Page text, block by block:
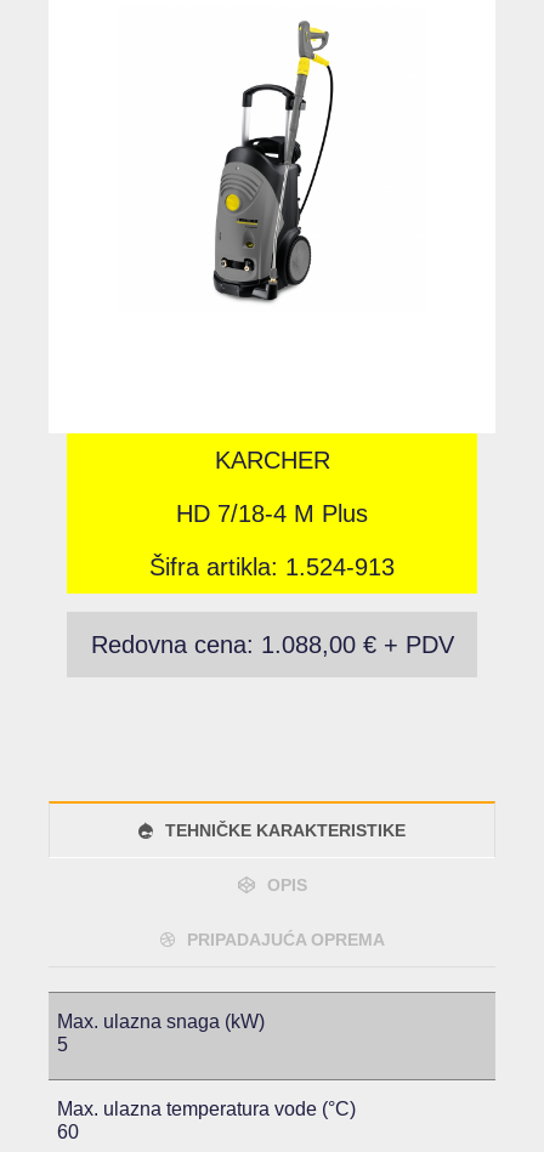
KARCHER
HD 7/18-4 M Plus
Šifra artikla: 1.524-913
Redovna cena: 1.088,00 € + PDV
TEHNIČKE KARAKTERISTIKE
OPIS
PRIPADAJUĆA OPREMA
Max. ulazna snaga (kW)
5
Max. ulazna temperatura vode (°C)
60